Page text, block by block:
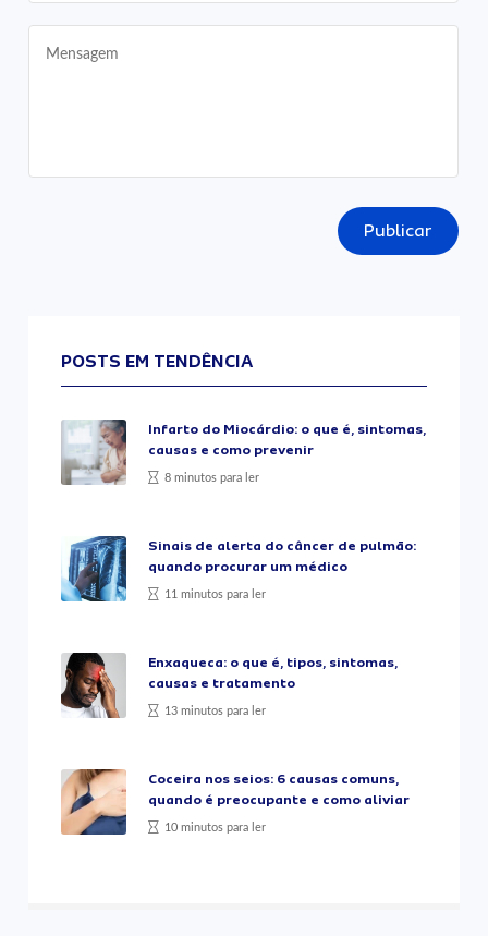
Publicar
POSTS EM TENDÊNCIA
Infarto do Miocárdio: o que é, sintomas,
causas e como prevenir
8 minutos para ler
Sinais de alerta do câncer de pulmão:
quando procurar um médico
11 minutos para ler
Enxaqueca: o que é, tipos, sintomas,
causas e tratamento
13 minutos para ler
Coceira nos seios: 6 causas comuns,
quando é preocupante e como aliviar
10 minutos para ler